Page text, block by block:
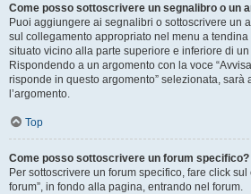
Come posso sottoscrivere un segnalibro o un
Puoi aggiungere ai segnalibri o sottoscrivere un
sul collegamento appropriato nel menu a tendina
situato vicino alla parte superiore e inferiore di un
Rispondendo a un argomento con la voce
risponde in questo argomento” selezionata, sarà
l’argomento.
Top
Come posso sottoscrivere un forum specifico?
Per sottoscrivere un forum specifico, fare click
forum”, in fondo alla pagina, entrando nel forum.